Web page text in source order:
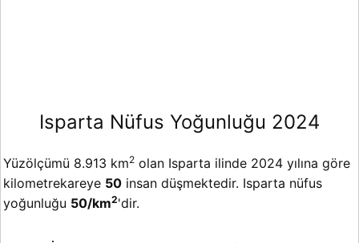
Isparta Nüfus Yoğunluğu 2024
Yüzölçümü 8.913 km2 olan Isparta ilinde 2024 yılına göre
kilometrekareye 50 insan düşmektedir. Isparta nüfus
yoğunluğu 50/km2'dir.